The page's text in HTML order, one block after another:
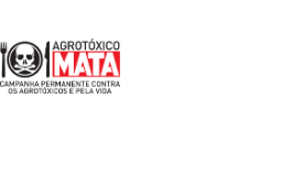
o
conteúdo